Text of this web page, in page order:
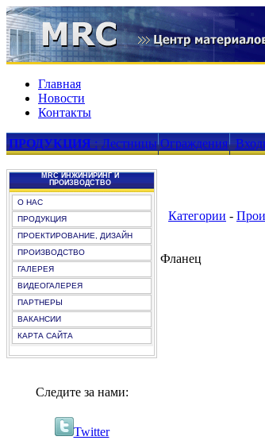
Главная
Новости
Контакты
ПРОДУКЦИЯ: Лестницы Ограждения
MRC ИНЖИНИРИНГ И
ПРОИЗВОДСТВО
О НАС
ПРОДУКЦИЯ
ПРОЕКТИРОВАНИЕ, ДИЗАЙН
ПРОИЗВОДСТВО
ГАЛЕРЕЯ
ВИДЕОГАЛЕРЕЯ
ПАРТНЕРЫ
ВАКАНСИИ
КАРТА САЙТА
Следите за нами:
Twitter
Категории -
Фланец